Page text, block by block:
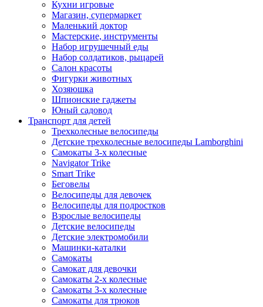
Кухни игровые
Магазин, супермаркет
Маленький доктор
Мастерские, инструменты
Набор игрушечный еды
Набор солдатиков, рыцарей
Салон красоты
Фигурки животных
Хозяюшка
Шпионские гаджеты
Юный садовод
Транспорт для детей
Трехколесные велосипеды
Детские трехколесные велосипеды Lamborghini
Самокаты 3-х колесные
Navigator Trike
Smart Trike
Беговелы
Велосипеды для девочек
Велосипеды для подростков
Взрослые велосипеды
Детские велосипеды
Детские электромобили
Машинки-каталки
Самокаты
Самокат для девочки
Самокаты 2-х колесные
Самокаты 3-х колесные
Самокаты для трюков